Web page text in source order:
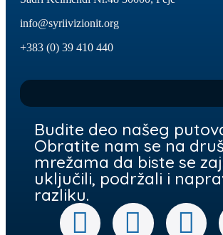
info@syriivizionit.org
+383 (0) 39 410 440
Budite deo našeg
Obratite nam se na
mrežama da biste se
uključili, podržali i
razliku.